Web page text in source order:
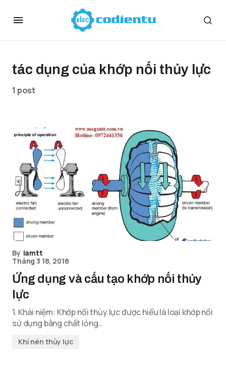
tác dụng của khớp nối thủy lực
1 post
By lamtt
Tháng 3 18, 2018
Ứng dụng và cấu tạo khớp nối thủy
lực
1. Khái niệm: Khớp nối thủy lực được hiểu là loại khớp nối
sử dụng bằng chất lỏng…
Khí nén thủy lực